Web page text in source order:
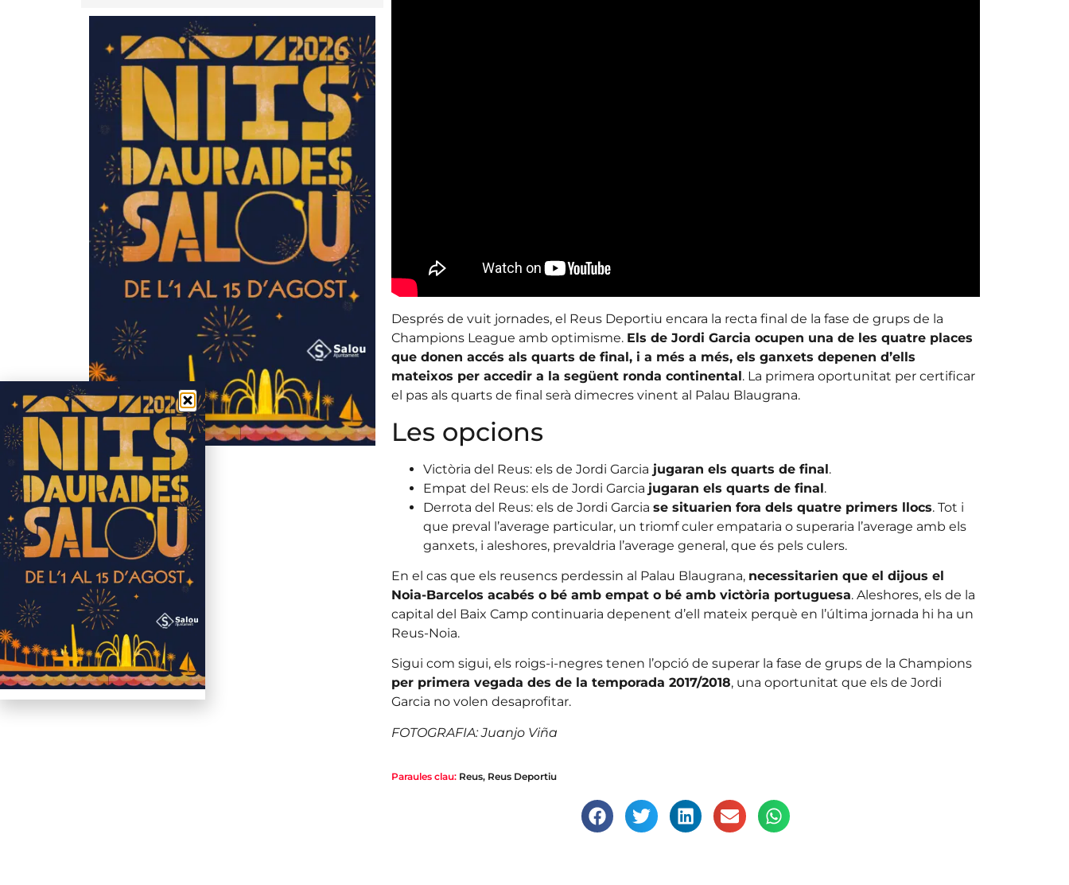
Després de vuit jornades, el Reus Deportiu encara la recta final de la fase de grups de la
Champions League amb optimisme. Els de Jordi Garcia ocupen una de les quatre places
que donen accés als quarts de final, i a més a més, els ganxets depenen d’ells
mateixos per accedir a la següent ronda continental. La primera oportunitat per certificar
el pas als quarts de final serà dimecres vinent al Palau Blaugrana.
Les opcions
Victòria del Reus: els de Jordi Garcia jugaran els quarts de final.
Empat del Reus: els de Jordi Garcia jugaran els quarts de final.
Derrota del Reus: els de Jordi Garcia se situarien fora dels quatre primers llocs. Tot i
que preval l’average particular, un triomf culer empataria o superaria l’average amb els
ganxets, i aleshores, prevaldria l’average general, que és pels culers.
En el cas que els reusencs perdessin al Palau Blaugrana, necessitarien que el dijous el
Noia-Barcelos acabés o bé amb empat o bé amb victòria portuguesa. Aleshores, els de la
capital del Baix Camp continuaria depenent d’ell mateix perquè en l’última jornada hi ha un
Reus-Noia.
Sigui com sigui, els roigs-i-negres tenen l’opció de superar la fase de grups de la Champions
per primera vegada des de la temporada 2017/2018, una oportunitat que els de Jordi
Garcia no volen desaprofitar.
FOTOGRAFIA: Juanjo Viña
Paraules clau: Reus, Reus Deportiu